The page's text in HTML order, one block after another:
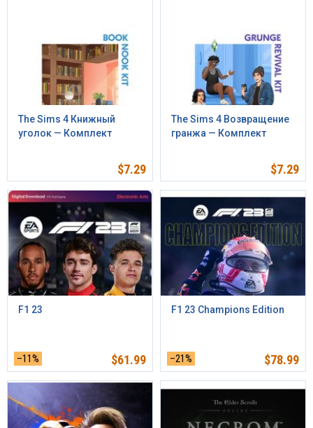
The Sims 4 Книжный
уголок — Комплект
$7.29
The Sims 4 Возвращение
гранжа — Комплект
$7.29
F1 23
–11% $61.99
F1 23 Champions Edition
–21% $78.99